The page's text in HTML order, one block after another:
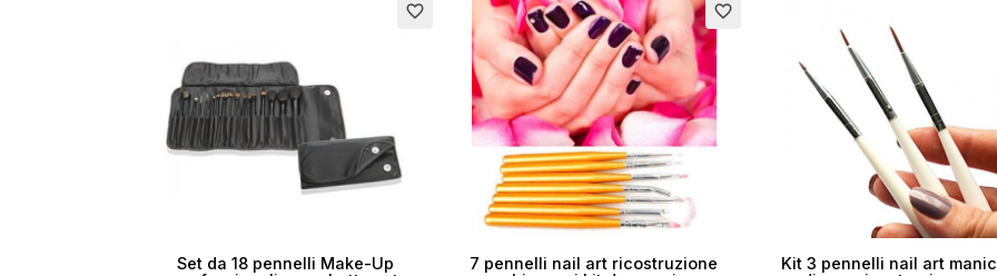
favorite_border
Set da 18 pennelli Make-Up
favorite_border
7 pennelli nail art ricostruzione
Kit 3 pennelli nail art
Nome lista dei desideri
Crea lista dei